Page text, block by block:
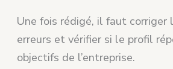
Une fois rédigé, il faut corriger
erreurs et vérifier si le profil
objectifs de l’entreprise.